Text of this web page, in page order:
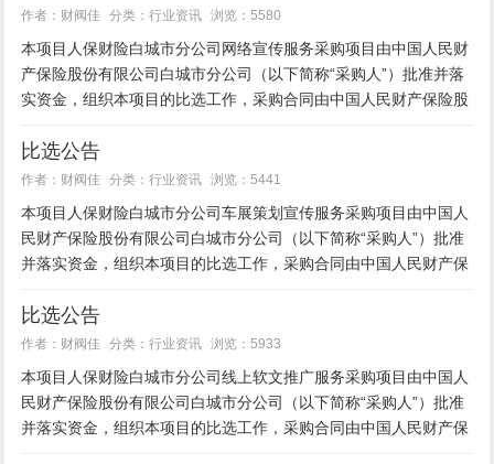
作者：财阀佳 分类：行业资讯 浏览：5580
本项目人保财险白城市分公司网络宣传服务采购项目由中国人民财
产保险股份有限公司白城市分公司（以下简称“采购人”）批准并落
实资金，组织本项目的比选工作，采购合同由中国人民财产保险股
据成...
比选公告
作者：财阀佳 分类：行业资讯 浏览：5441
本项目人保财险白城市分公司车展策划宣传服务采购项目由中国人
民财产保险股份有限公司白城市分公司（以下简称“采购人”）批准
并落实资金，组织本项目的比选工作，采购合同由中国人民财产保
司”）根...
比选公告
作者：财阀佳 分类：行业资讯 浏览：5933
本项目人保财险白城市分公司线上软文推广服务采购项目由中国人
民财产保险股份有限公司白城市分公司（以下简称“采购人”）批准
并落实资金，组织本项目的比选工作，采购合同由中国人民财产保